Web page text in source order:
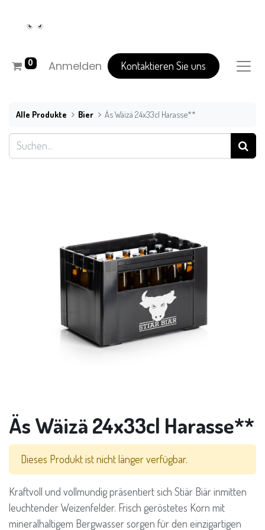
0 Anmelden Kontaktieren Sie uns
Alle Produkte Bier Äs Wäizä 24x33cl Harasse**
Äs Wäizä 24x33cl Harasse**
Dieses Produkt ist nicht länger verfügbar.
Kraftvoll und vollmundig präsentiert sich Stiär Biär inmitten
leuchtender Weizenfelder. Frisch geröstetes Korn mit
mineralhaltigem Bergwasser sorgen für den einzigartigen